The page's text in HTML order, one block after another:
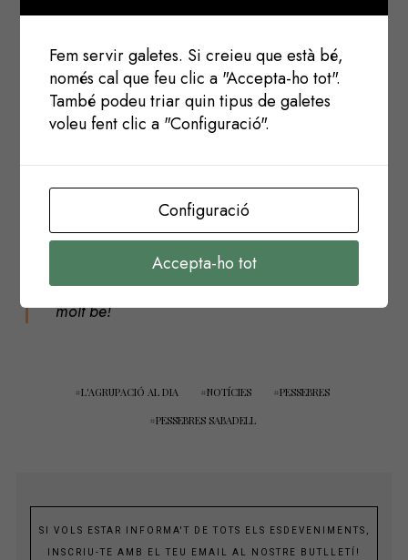
Recordeu també que durant tot el diumenge i el
dilluns al matí podreu veure el Llucià exposat a la
Vols formar part de laColla Gegantera de
l’Agrupació? Posa’t en contacte amb nosaltres
i podràs participar de totes les sortides que es
duen a terme amb enLlucià, t’ho passaràs
molt bé!
L'AGRUPACIÓ AL DIA NOTÍCIES PESSEBRES
PESSEBRES SABADELL
SI VOLS ESTAR INFORMA'T DE TOTS ELS ESDEVENIMENTS,
INSCRIU-TE AMB EL TEU EMAIL AL NOSTRE BUTLLETÍ!
Fem servir galetes. Si creieu que està bé,
només cal que feu clic a "Accepta-ho tot".
També podeu triar quin tipus de galetes
voleu fent clic a "Configuració".
Configuració
Accepta-ho tot